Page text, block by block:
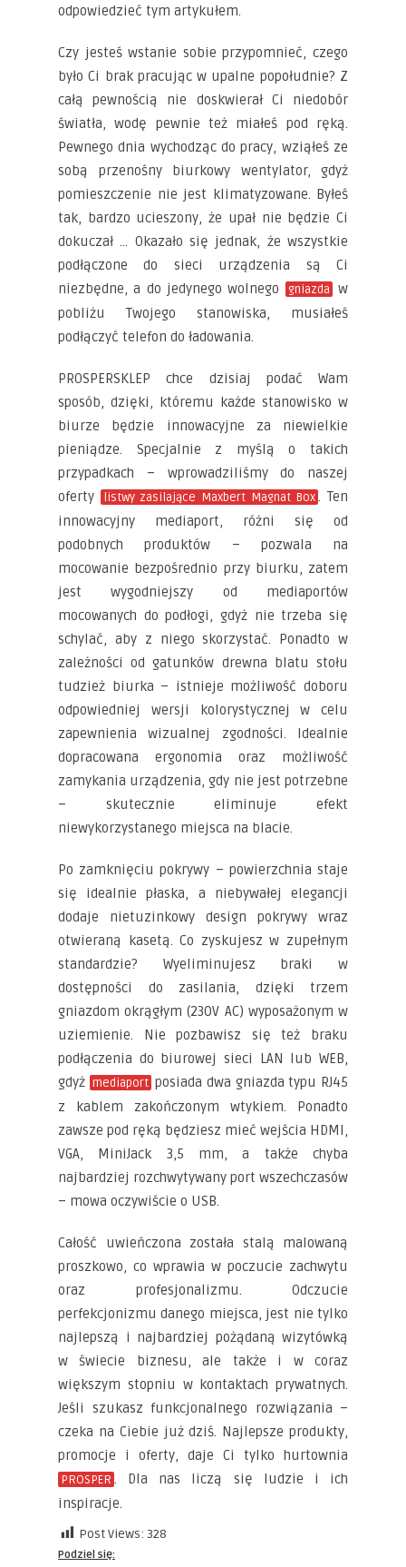
odpowiedzieć tym artykułem.
Czy jesteś wstanie sobie przypomnieć, czego
było Ci brak pracując w upalne popołudnie? Z
całą pewnością nie doskwierał Ci niedobór
światła, wodę pewnie też miałeś pod ręką.
Pewnego dnia wychodząc do pracy, wziąłeś ze
sobą przenośny biurkowy wentylator, gdyż
pomieszczenie nie jest klimatyzowane. Byłeś
tak, bardzo ucieszony, że upał nie będzie Ci
dokuczał … Okazało się jednak, że wszystkie
podłączone do sieci urządzenia są Ci
niezbędne, a do jedynego wolnego
gniazda w
pobliżu Twojego stanowiska, musiałeś
podłączyć telefon do ładowania.
PROSPERSKLEP chce dzisiaj podać Wam
sposób, dzięki, któremu każde stanowisko w
biurze będzie innowacyjne za niewielkie
pieniądze. Specjalnie z myślą o takich
przypadkach – wprowadziliśmy do naszej
oferty
listwy zasilające Maxbert Magnat Box . Ten
innowacyjny mediaport, różni się od
podobnych produktów – pozwala na
mocowanie bezpośrednio przy biurku, zatem
jest wygodniejszy od mediaportów
mocowanych do podłogi, gdyż nie trzeba się
schylać, aby z niego skorzystać. Ponadto w
zależności od gatunków drewna blatu stołu
tudzież biurka – istnieje możliwość doboru
odpowiedniej wersji kolorystycznej w celu
zapewnienia wizualnej zgodności. Idealnie
dopracowana ergonomia oraz możliwość
zamykania urządzenia, gdy nie jest potrzebne
– skutecznie eliminuje efekt
niewykorzystanego miejsca na blacie.
Po zamknięciu pokrywy – powierzchnia staje
się idealnie płaska, a niebywałej elegancji
dodaje nietuzinkowy design pokrywy wraz
otwieraną kasetą. Co zyskujesz w zupełnym
standardzie? Wyeliminujesz braki w
dostępności do zasilania, dzięki trzem
gniazdom okrągłym (230V AC) wyposażonym w
uziemienie. Nie pozbawisz się też braku
podłączenia do biurowej sieci LAN lub WEB,
gdyż mediaportposiada dwa gniazda typu RJ45
z kablem zakończonym wtykiem. Ponadto
zawsze pod ręką będziesz mieć wejścia HDMI,
VGA, MiniJack 3,5 mm, a także chyba
najbardziej rozchwytywany port wszechczasów
– mowa oczywiście o USB.
Całość uwieńczona została stalą malowaną
proszkowo, co wprawia w poczucie zachwytu
oraz profesjonalizmu. Odczucie
perfekcjonizmu danego miejsca, jest nie tylko
najlepszą i najbardziej pożądaną wizytówką
w świecie biznesu, ale także i w coraz
większym stopniu w kontaktach prywatnych.
Jeśli szukasz funkcjonalnego rozwiązania –
czeka na Ciebie już dziś. Najlepsze produkty,
promocje i oferty, daje Ci tylko hurtownia
PROSPER . Dla nas liczą się ludzie i ich
inspiracje.
Post Views: 328
Podziel się: